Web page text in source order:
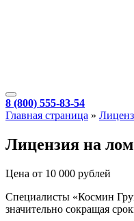
8 (800) 555-83-54
Главная страница »
Лицензия на
Цена от 10 000 рублей
Специалисты «Космин
значительно сокращая